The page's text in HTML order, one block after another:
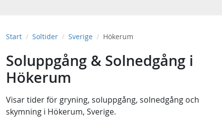
Start Soltider Sverige Hökerum
Soluppgång & Solnedgång i
Hökerum
Visar tider för gryning, soluppgång, solnedgång och
skymning i Hökerum, Sverige.